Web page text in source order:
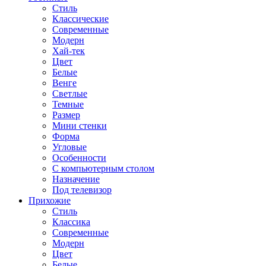
Стиль
Классические
Современные
Модерн
Хай-тек
Цвет
Белые
Венге
Светлые
Темные
Размер
Мини стенки
Форма
Угловые
Особенности
С компьютерным столом
Назначение
Под телевизор
Прихожие
Стиль
Классика
Современные
Модерн
Цвет